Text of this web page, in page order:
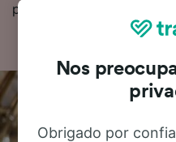
primeiros e últimos
Nos
Obrigado por